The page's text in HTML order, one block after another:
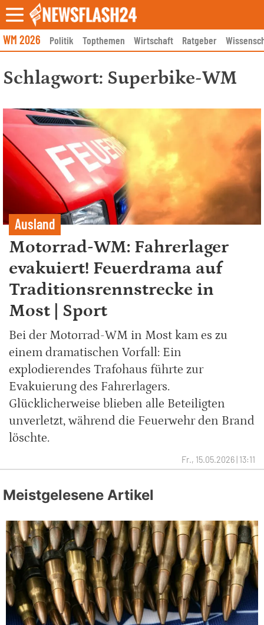
Skip
to
content
WM 2026 Politik Topthemen Wirtschaft Ratgeber
Schlagwort: Superbike-WM
Ausland
Motorrad-WM: Fahrerlager
evakuiert! Feuerdrama auf
Traditionsrennstrecke in
Most | Sport
Bei der Motorrad-WM in Most kam es zu
einem dramatischen Vorfall: Ein
explodierendes Trafohaus führte zur
Evakuierung des Fahrerlagers.
Glücklicherweise blieben alle Beteiligten
unverletzt, während die Feuerwehr den Brand
löschte.
Fr., 15.05.2026 | 13:11
Meistgelesene Artikel